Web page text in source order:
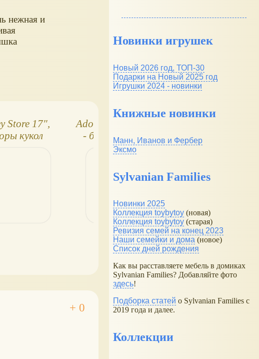
нежная и
Store 17″,
кукол
Adora Toddler Time
- большая кукла
Новинки игрушек
Новый 2026 год, ТОП-30
Подарки на Новый 2025 год
Игрушки 2024 - новинки
Книжные новинки
Манн, Иванов и Фербер
Эксмо
Sylvanian Families
Новинки 2025
Коллекция toybytoy (новая)
Коллекция toybytoy (старая)
Ревизия семей на конец 2023
Наши семейки и дома (новое)
Список дней рождения
Как вы расставляете мебель в домиках
Sylvanian Families? Добавляйте фото
здесь!
Подборка статей о Sylvanian Families с
2019 года и далее.
Коллекции